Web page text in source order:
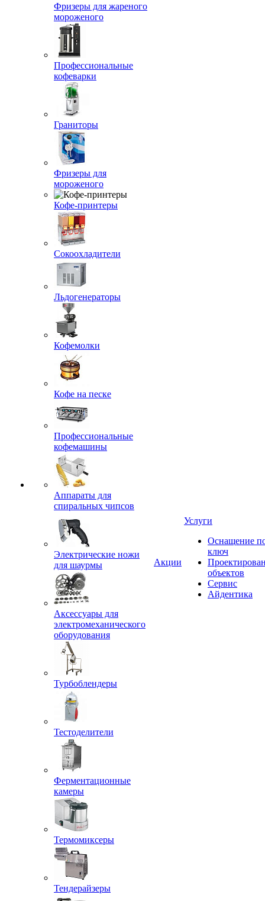
Фризеры для жареного
мороженого
Профессиональные
кофеварки
Граниторы
Фризеры для
мороженого
Кофе-принтеры
Сокоохладители
Льдогенераторы
Кофемолки
Кофе на песке
Профессиональные
кофемашины
Аппараты для
спиральных чипсов
Электрические ножи
для шаурмы
Аксессуары для
электромеханического
оборудования
Турбоблендеры
Тестоделители
Ферментационные
камеры
Термомиксеры
Тендерайзеры
Акции
Услуги
Оснащение
ключ
объектов
Сервис
Айдентика